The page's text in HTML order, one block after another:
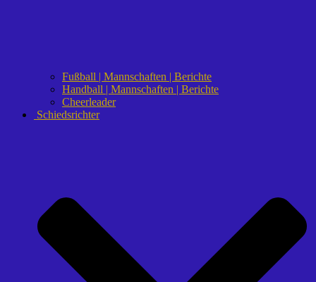
Fußball | Mannschaften | Berichte
Handball | Mannschaften | Berichte
Cheerleader
Schiedsrichter